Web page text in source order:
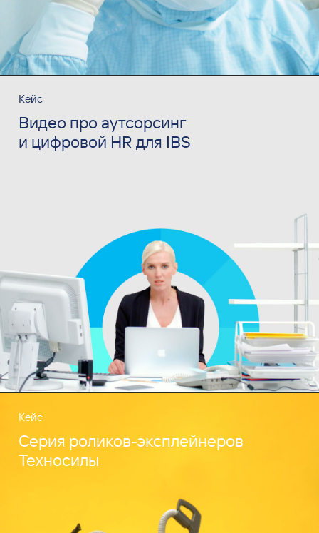
Кейс
Видео про аутсорсинг
и цифровой HR для IBS
Кейс
Серия роликов-эксплейнеров
Техносилы